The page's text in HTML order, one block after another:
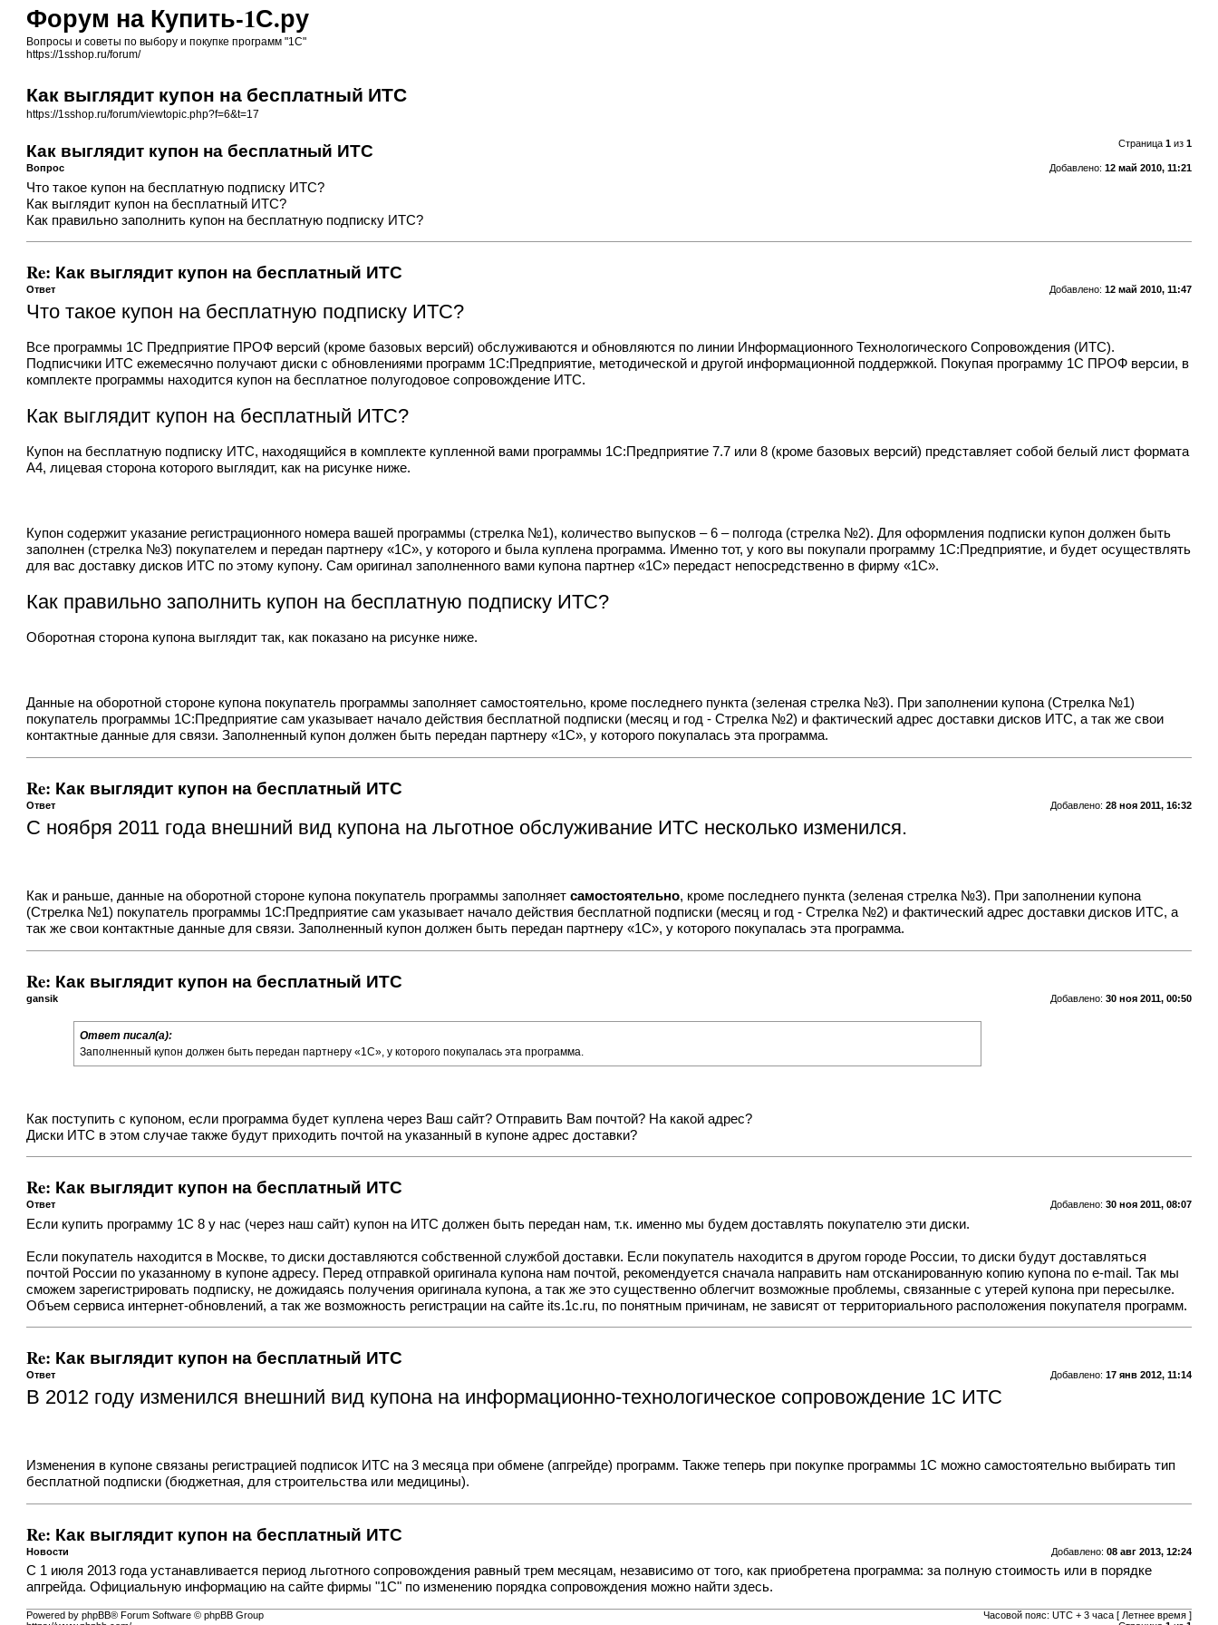
Форум на Купить-1С.ру
Вопросы и советы по выбору и покупке программ "1С"
https://1sshop.ru/forum/
Как выглядит купон на бесплатный ИТС
https://1sshop.ru/forum/viewtopic.php?f=6&t=17
Страница 1из 1
Как выглядит купон на бесплатный ИТС
Добавлено: 12 май 2010, 11:21
Вопрос
Что такое купон на бесплатную подписку ИТС?
Как выглядит купон на бесплатный ИТС?
Как правильно заполнить купон на бесплатную подписку ИТС?
Re: Как выглядит купон на бесплатный ИТС
Добавлено: 12 май 2010, 11:47
Ответ
Что такое купон на бесплатную подписку ИТС?
Все программы 1С Предприятие ПРОФ версий (кромебазовых версий) обслуживаются и обновляются по линии Информационного Технологического Сопровождения (ИТС).
Подписчики ИТС ежемесячно получают диски с обновлениями программ 1С:Предприятие, методической и другой информационной поддержкой. Покупая программу 1С ПРОФ версии, в
комплекте программы находится купон на бесплатное полугодовое сопровождение ИТС.
Как выглядит купон на бесплатный ИТС?
Купон на бесплатную подписку ИТС, находящийся в комплекте купленной вами программы 1С:Предприятие 7.7 или 8 (кромебазовых версий) представляет собой белый лист формата
А4, лицевая сторона которого выглядит, как на рисунке ниже.
Купон содержит указание регистрационного номера вашей программы (стрелка №1), количество выпусков – 6 – полгода (стрелка №2). Для оформления подписки купон должен быть
заполнен (стрелка №3) покупателем и передан партнеру «1С», у которого и была куплена программа. Именно тот, у кого вы покупали программу 1С:Предприятие, и будет осуществлять
для вас доставку дисков ИТС по этому купону. Сам оригинал заполненного вами купона партнер «1С» передаст непосредственно в фирму «1С».
Как правильно заполнить купон на бесплатную подписку ИТС?
Оборотная сторона купона выглядит так, как показано на рисунке ниже.
Данные на оборотной стороне купона покупатель программы заполняет самостоятельно, кроме последнего пункта (зеленая стрелка №3). При заполнении купона (Стрелка №1)
покупатель программы 1С:Предприятие сам указывает начало действия бесплатной подписки (месяц и год - Стрелка №2) и фактический адрес доставки дисков ИТС, а так же свои
контактные данные для связи. Заполненный купон должен быть передан партнеру «1С», у которого покупалась эта программа.
Re: Как выглядит купон на бесплатный ИТС
Добавлено: 28 ноя 2011, 16:32
Ответ
C ноября 2011 года внешний вид купона на льготное обслуживание ИТС несколько изменился.
Как и раньше, данные на оборотной стороне купона покупатель программы заполняетсамостоятельно, кроме последнего пункта (зеленая стрелка №3). При заполнении купона
(Стрелка №1) покупатель программы 1С:Предприятие сам указывает начало действия бесплатной подписки (месяц и год - Стрелка №2) и фактический адрес доставки дисков ИТС, а
так же свои контактные данные для связи. Заполненный купон должен быть передан партнеру «1С», у которого покупалась эта программа.
Re: Как выглядит купон на бесплатный ИТС
Добавлено: 30 ноя 2011, 00:50
gansik
Ответ писал(а):
Заполненный купон должен быть передан партнеру «1С», у которого покупалась эта программа.
Как поступить с купоном, если программа будет куплена через Ваш сайт? Отправить Вам почтой? На какой адрес?
Диски ИТС в этом случае также будут приходить почтой на указанный в купоне адрес доставки?
Re: Как выглядит купон на бесплатный ИТС
Добавлено: 30 ноя 2011, 08:07
Ответ
Если купить программу 1С 8 у нас (через наш сайт) купон на ИТС должен быть передан нам, т.к. именно мы будем доставлять покупателю эти диски.
Если покупатель находится в Москве, то диски доставляются собственной службой доставки. Если покупатель находится в другом городе России, то диски будут доставляться
почтой России по указанному в купоне адресу. Перед отправкой оригинала купона нам почтой, рекомендуется сначала направить нам отсканированную копию купона по e-mail. Так мы
сможем зарегистрировать подписку, не дожидаясь получения оригинала купона, а так же это существенно облегчит возможные проблемы, связанные с утерей купона при пересылке.
Объем сервиса интернет-обновлений, а так же возможность регистрации на сайте its.1c.ru, по понятным причинам, не зависят от территориального расположения покупателя программ.
Re: Как выглядит купон на бесплатный ИТС
Добавлено: 17 янв 2012, 11:14
Ответ
В 2012 году изменился внешний вид купона на информационно-технологическое сопровождение 1С ИТС
Изменения в купоне связаны регистрацией подписок ИТС на 3 месяца при обмене (апгрейде) программ. Также теперь при покупке программы 1С можно самостоятельно выбирать тип
бесплатной подписки (бюджетная, для строительства или медицины).
Re: Как выглядит купон на бесплатный ИТС
Добавлено: 08 авг 2013, 12:24
Новости
С 1 июля 2013 года устанавливается период льготного сопровождения равный трем месяцам, независимо от того, как приобретена программа: за полную стоимость или в порядке
апгрейда. Официальную информацию на сайте фирмы "1С" по изменению порядка сопровождения можно найтиздесь.
Часовой пояс: UTC + 3 часа [ Летнее время ]
Powered by phpBB® Forum Software © phpBB Group